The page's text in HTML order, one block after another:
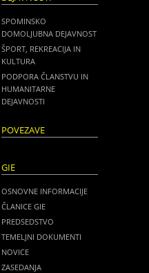
SPOMINSKO
DOMOLJUBNA DEJAVNOST
ŠPORT, REKREACIJA IN
KULTURA
PODPORA ČLANSTVU IN
HUMANITARNE
DEJAVNOSTI
POVEZAVE
GIE
OSNOVNE INFORMACIJE
ČLANICE GIE
PREDSEDSTVO
TEMELJNI DOKUMENTI
NOVICE
ZASEDANJA